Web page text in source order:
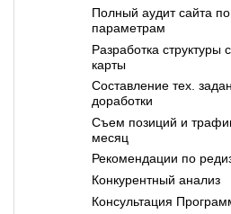
Полный аудит сайта
параметрам
Разработка структуры
карты
Составление тех.
доработки
Съем позиций и
месяц
Рекомендации по
Конкурентный анализ
Консультация